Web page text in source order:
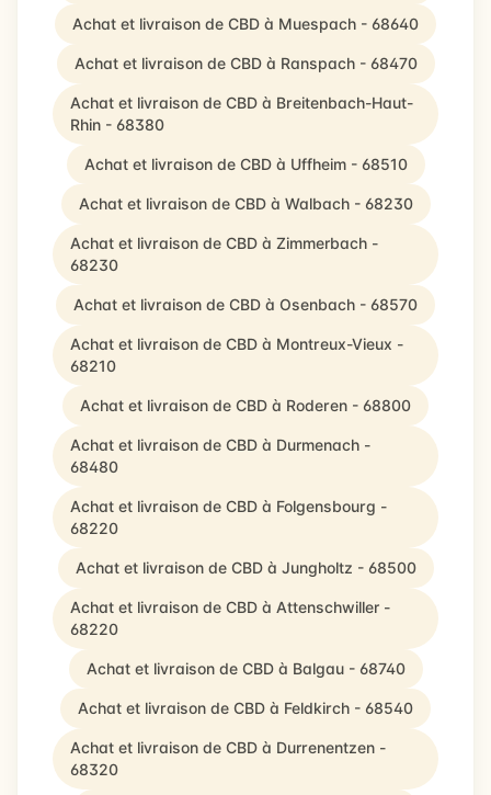
Achat et livraison de CBD à Muespach - 68640
Achat et livraison de CBD à Ranspach - 68470
Achat et livraison de CBD à Breitenbach-Haut-
Rhin - 68380
Achat et livraison de CBD à Uffheim - 68510
Achat et livraison de CBD à Walbach - 68230
Achat et livraison de CBD à Zimmerbach -
68230
Achat et livraison de CBD à Osenbach - 68570
Achat et livraison de CBD à Montreux-Vieux -
68210
Achat et livraison de CBD à Roderen - 68800
Achat et livraison de CBD à Durmenach -
68480
Achat et livraison de CBD à Folgensbourg -
68220
Achat et livraison de CBD à Jungholtz - 68500
Achat et livraison de CBD à Attenschwiller -
68220
Achat et livraison de CBD à Balgau - 68740
Achat et livraison de CBD à Feldkirch - 68540
Achat et livraison de CBD à Durrenentzen -
68320